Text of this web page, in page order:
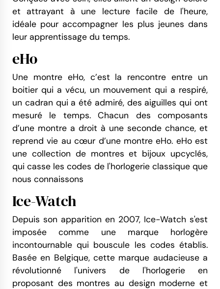
et attrayant à une lecture facile de l'heure,
idéale pour accompagner les plus jeunes dans
leur apprentissage du temps.
eHo
Une montre eHo, c’est la rencontre entre un
boitier qui a vécu, un mouvement qui a respiré,
un cadran qui a été admiré, des aiguilles qui ont
mesuré le temps. Chacun des composants
d’une montre a droit à une seconde chance, et
reprend vie au cœur d’une montre eHo. eHo est
une collection de montres et bijoux upcyclés,
qui casse les codes de l'horlogerie classique que
nous connaissons
Ice-Watch
Depuis son apparition en 2007, Ice-Watch s'est
imposée comme une marque horlogère
incontournable qui bouscule les codes établis.
Basée en Belgique, cette marque audacieuse a
révolutionné l'univers de l'horlogerie en
proposant des montres au design moderne et